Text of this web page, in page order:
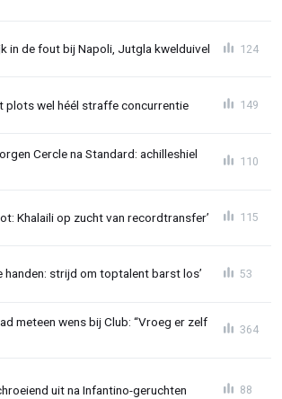
in de fout bij Napoli, Jutgla kwelduivel 124
plots wel héél straffe concurrentie 149
Cercle na Standard: achilleshiel
110
Khalaili op zucht van recordtransfer’ 115
handen: strijd om toptalent barst los’ 53
meteen wens bij Club: “Vroeg er zelf
364
uit na Infantino-geruchten 88